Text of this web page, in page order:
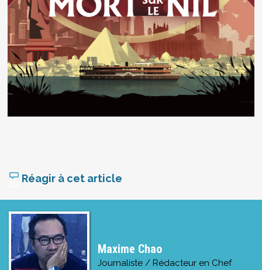
Réagir à cet article
Maxime Chao
Journaliste / Rédacteur en Chef